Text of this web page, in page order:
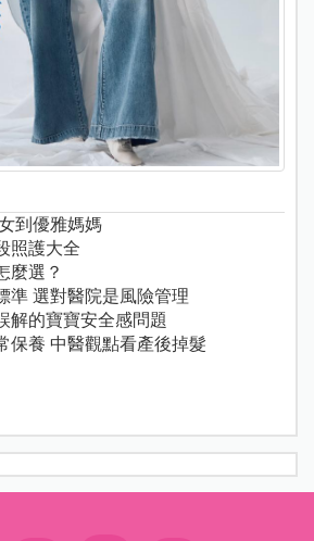
到優雅媽媽
照護大全
麼選？
準 選對醫院是風險管理
解的寶寶安全感問題
保養 中醫觀點看產後掉髮